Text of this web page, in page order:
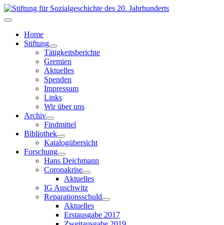
Home
Stiftung
Tätigkeitsberichte
Gremien
Aktuelles
Spenden
Impressum
Links
Wir über uns
Archiv
Findmittel
Bibliothek
Katalogübersicht
Forschung
Hans Deichmann
Coronakrise
Aktuelles
IG Auschwitz
Reparationsschuld
Aktuelles
Erstausgabe 2017